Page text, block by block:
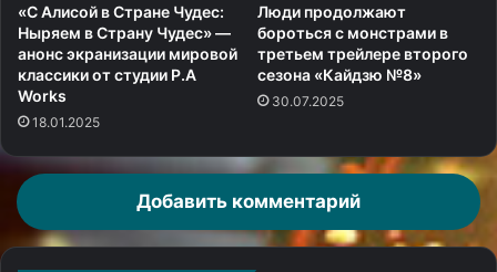
«С Алисой в Стране Чудес:
Ныряем в Страну Чудес» —
анонс экранизации мировой
классики от студии P.A
Works
18.01.2025
Люди продолжают
бороться с монстрами в
третьем трейлере второго
сезона «Кайдзю №8»
30.07.2025
Добавить комментарий